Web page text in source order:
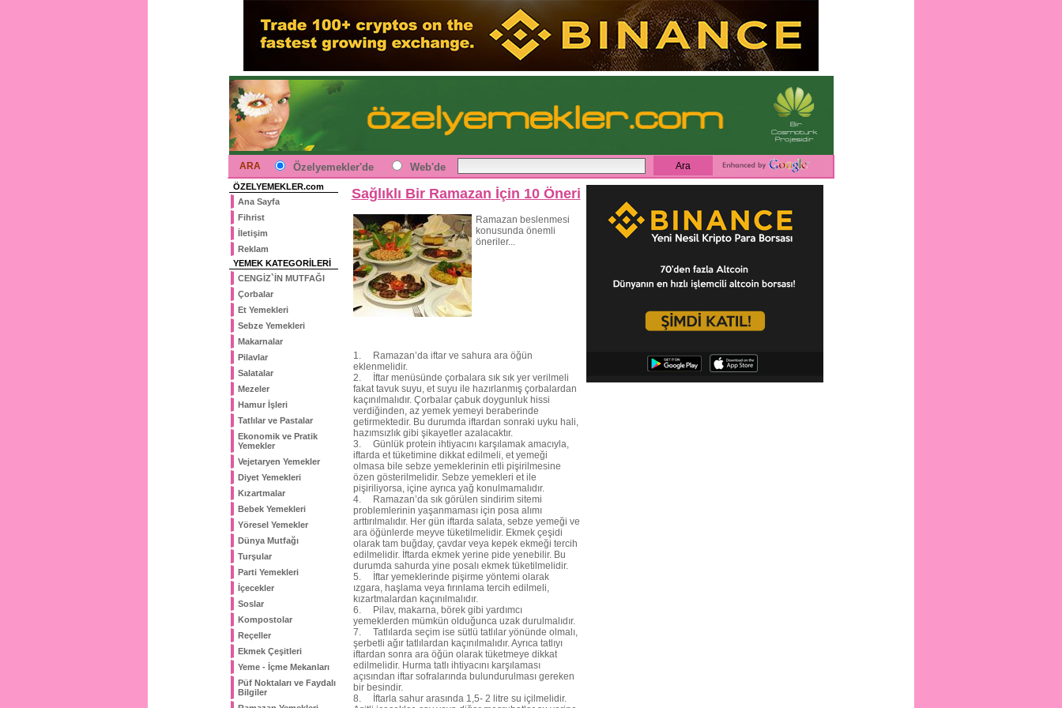
ARA Özelyemekler'de Web'de
ÖZELYEMEKLER.com
Ana Sayfa
Fihrist
İletişim
Reklam
YEMEK KATEGORİLERİ
CENGİZ`İN MUTFAĞI
Çorbalar
Et Yemekleri
Sebze Yemekleri
Makarnalar
Pilavlar
Salatalar
Mezeler
Hamur İşleri
Tatlılar ve Pastalar
Ekonomik ve Pratik
Yemekler
Vejetaryen Yemekler
Diyet Yemekleri
Kızartmalar
Bebek Yemekleri
Yöresel Yemekler
Dünya Mutfağı
Turşular
Parti Yemekleri
İçecekler
Soslar
Kompostolar
Reçeller
Ekmek Çeşitleri
Yeme - İçme Mekanları
Püf Noktaları ve Faydalı
Bilgiler
Sağlıklı Bir Ramazan İçin 10 Öneri
Ramazan beslenmesi
konusunda önemli
öneriler...
1. Ramazan’da iftar ve sahura ara öğün
eklenmelidir.
2. İftar menüsünde çorbalara sık sık yer verilmeli
fakat tavuk suyu, et suyu ile hazırlanmış çorbalardan
kaçınılmalıdır. Çorbalar çabuk doygunluk hissi
verdiğinden, az yemek yemeyi beraberinde
getirmektedir. Bu durumda iftardan sonraki uyku hali,
hazımsızlık gibi şikayetler azalacaktır.
3. Günlük protein ihtiyacını karşılamak amacıyla,
iftarda et tüketimine dikkat edilmeli, et yemeği
olmasa bile sebze yemeklerinin etli pişirilmesine
özen gösterilmelidir. Sebze yemekleri et ile
pişiriliyorsa, içine ayrıca yağ konulmamalıdır.
4. Ramazan’da sık görülen sindirim sitemi
problemlerinin yaşanmaması için posa alımı
arttırılmalıdır. Her gün iftarda salata, sebze yemeği ve
ara öğünlerde meyve tüketilmelidir. Ekmek çeşidi
olarak tam buğday, çavdar veya kepek ekmeği tercih
edilmelidir. İftarda ekmek yerine pide yenebilir. Bu
durumda sahurda yine posalı ekmek tüketilmelidir.
5. İftar yemeklerinde pişirme yöntemi olarak
ızgara, haşlama veya fırınlama tercih edilmeli,
kızartmalardan kaçınılmalıdır.
6. Pilav, makarna, börek gibi yardımcı
yemeklerden mümkün olduğunca uzak durulmalıdır.
7. Tatlılarda seçim ise sütlü tatlılar yönünde olmalı,
şerbetli ağır tatlılardan kaçınılmalıdır. Ayrıca tatlıyı
iftardan sonra ara öğün olarak tüketmeye dikkat
edilmelidir. Hurma tatlı ihtiyacını karşılaması
açısından iftar sofralarında bulundurulması gereken
bir besindir.
8. İftarla sahur arasında 1,5- 2 litre su içilmelidir.